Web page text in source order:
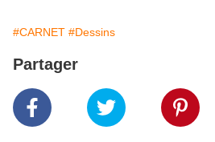
#CARNET #Dessins
Partager